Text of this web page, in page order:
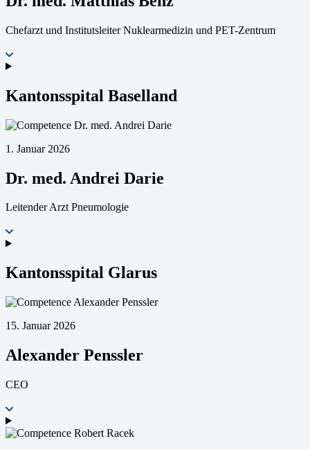
Chefarzt und Institutsleiter Nuklearmedizin und PET-Zentrum
Kantonsspital Baselland
1. Januar 2026
Dr. med. Andrei Darie
Leitender Arzt Pneumologie
Kantonsspital Glarus
15. Januar 2026
Alexander Penssler
CEO